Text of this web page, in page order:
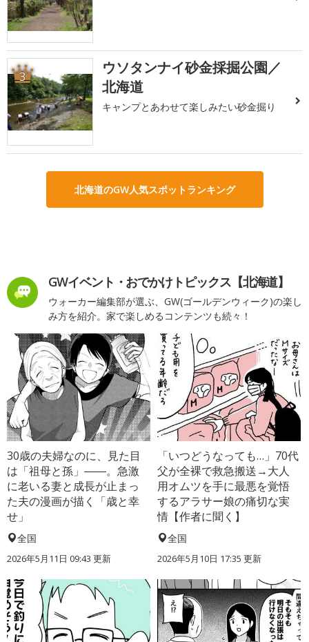
3
ウソタンナイ砂金採掘公園／
北海道
キャンプとあわせて楽しみたい砂金掘り
北海道のGW人気スポットランキング
GWイベント・おでかけトピックス【北海道】
ウォーカー編集部が選ぶ、GW(ゴールデンウィーク)の楽し
み方を紹介。家で楽しめるコンテンツも続々！
30歳の夫婦なのに、見た目
は「祖母と孫」――。急激
に老いる妻と成長が止まっ
た夫の漫画が描く「歳と幸
せ」
全国
2026年5月11日 09:43 更新
「いつどうなっても…」70代
父が全裸で救急搬送→大人
用オムツを手に最悪を覚悟
するアラサー娘の痛切な実
情【作者に聞く】
全国
2026年5月10日 17:35 更新